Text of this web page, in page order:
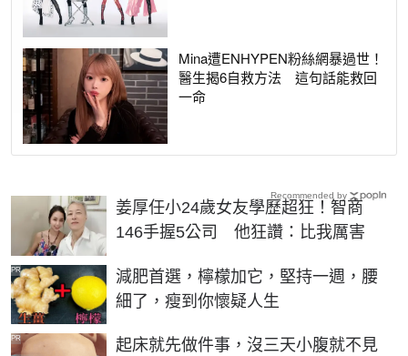
Mina遭ENHYPEN粉絲網暴過世！
醫生揭6自救方法 這句話能救回
一命
姜厚任小24歲女友學歷超狂！智商
146手握5公司 他狂讚：比我厲害
減肥首選，檸檬加它，堅持一週，腰
細了，瘦到你懷疑人生
PR
起床就先做件事，沒三天小腹就不見
PR
Recommended by